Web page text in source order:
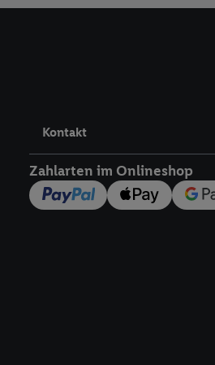
Kontakt
Zahlarten im Onlineshop